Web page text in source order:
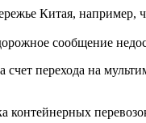
Китая, например,
сообщение
перехода на